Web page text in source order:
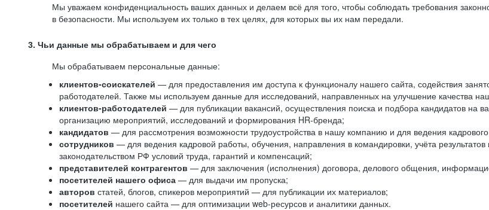
Мы уважаем конфиденциальность ваших данных и делаем всё для того, чтобы соблюдать требования
в безопасности. Мы используем их только в тех целях, для которых вы их нам передали.
3. Чьи данные мы обрабатываем и для чего
Мы обрабатываем персональные данные:
клиентов-соискателей — для предоставления им доступа к функционалу нашего сайта, содействия
работодателей. Также мы используем данные для исследований, направленных на улучшение качества
клиентов-работодателей — для публикации вакансий, осуществления поиска и подбора кандидатов на
организацию мероприятий, исследований и формирования HR-бренда;
кандидатов — для рассмотрения возможности трудоустройства в нашу компанию и для ведения
сотрудников — для ведения кадровой работы, обучения, направления в командировки, учёта
законодательством РФ условий труда, гарантий и компенсаций;
представителей контрагентов — для заключения (исполнения) договора, делового общения,
посетителей нашего офиса — для выдачи им пропуска;
авторов статей, блогов, спикеров мероприятий — для публикации их материалов;
посетителей нашего сайта — для оптимизации web-ресурсов и аналитики данных.